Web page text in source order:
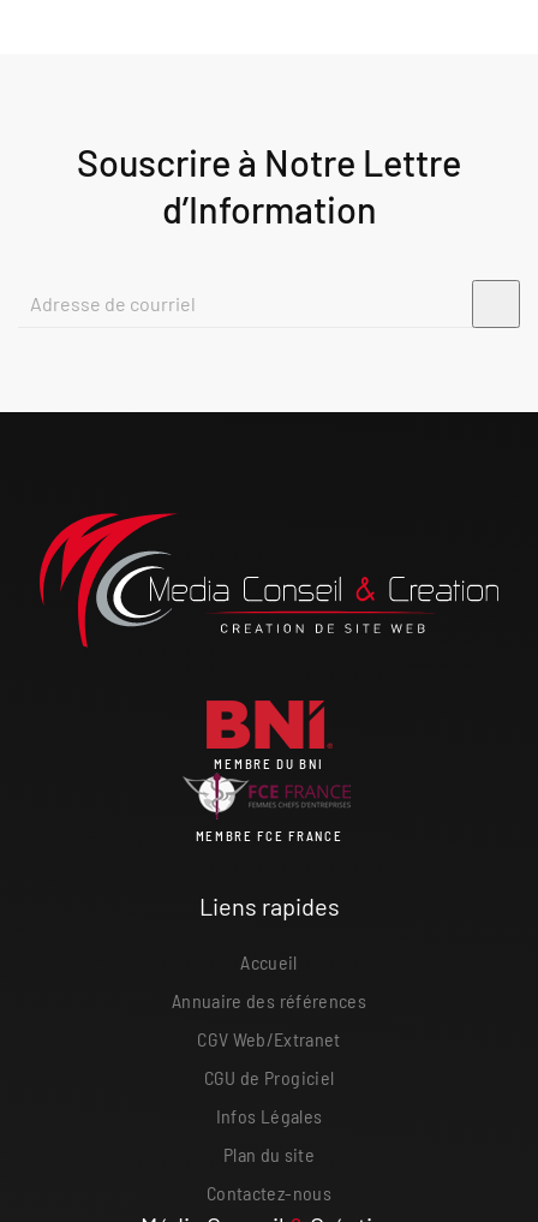
Souscrire à Notre Lettre
d’Information
MEMBRE DU BNI
MEMBRE FCE FRANCE
Liens rapides
Accueil
Annuaire des références
CGV Web/Extranet
CGU de Progiciel
Infos Légales
Plan du site
Contactez-nous